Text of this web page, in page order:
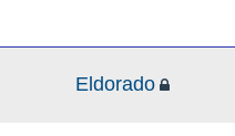
Eldorado